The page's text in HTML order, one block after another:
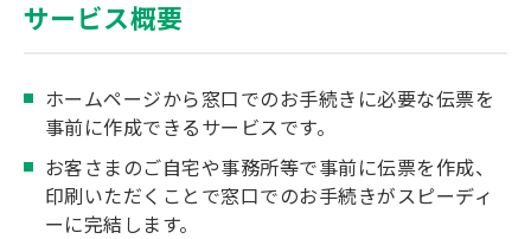
サービス概要
ホームページから窓口でのお手続きに必要な伝票を
事前に作成できるサービスです。
お客さまのご自宅や事務所等で事前に伝票を作成、
印刷いただくことで窓口でのお手続きがスピーディ
ーに完結します。